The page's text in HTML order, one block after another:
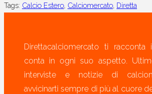
Tags: Calcio Estero, Calciomercato, Diretta
Direttacalciomercato ti
conta in ogni suo aspetto.
interviste e notizie di
avvicinarti sempre di più al cuore